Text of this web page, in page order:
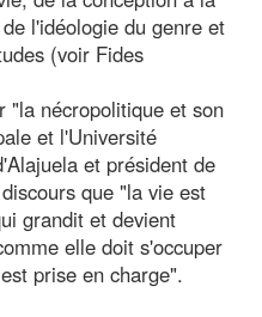
l'idéologie du genre et
(voir Fides
"la nécropolitique et son
et l'Université
et président de
que "la vie est
grandit et devient
elle doit s'occuper
prise en charge".